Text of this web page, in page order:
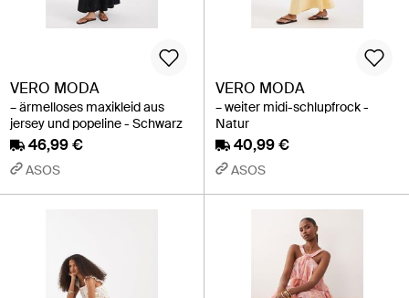
VERO MODA
– ärmelloses maxikleid aus
jersey und popeline - Schwarz
46,99 €
ASOS
VERO MODA
– weiter midi-schlupfrock -
Natur
40,99 €
ASOS